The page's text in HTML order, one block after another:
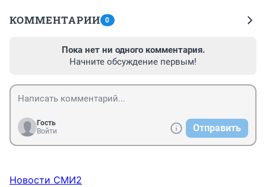
КОММЕНТАРИИ 0
Пока нет ни одного комментария.
Начните обсуждение первым!
Гость
Войти
Отправить
Новости СМИ2